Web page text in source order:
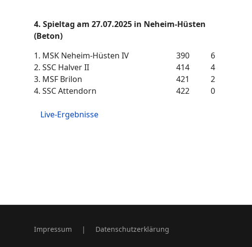
4. Spieltag am 27.07.2025 in Neheim-Hüsten
(Beton)
1. MSK Neheim-Hüsten IV 390
6
2. SSC Halver II 414
4
3. MSF Brilon 421
2
4. SSC Attendorn 422 0
Live-Ergebnisse
Impressum | Datenschutzerklärung